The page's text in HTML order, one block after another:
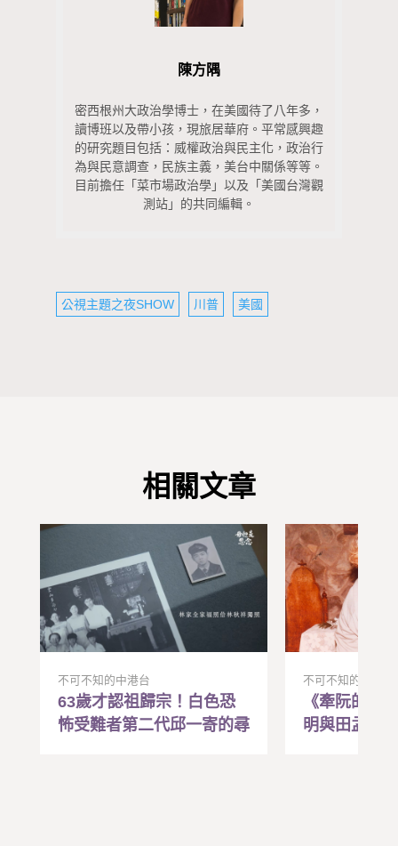
陳方隅
密西根州大政治學博士，在美國待了八年多，
讀博班以及帶小孩，現旅居華府。平常感興趣
的研究題目包括：威權政治與民主化，政治行
為與民意調查，民族主義，美台中關係等等。
目前擔任「菜市場政治學」以及「美國台灣觀
測站」的共同編輯。
公視主題之夜SHOW 川普 美國
相關文章
不可不知的中港台
63歲才認祖歸宗！白色恐
怖受難者第二代邱一寄的尋
不可不知的中港台
《牽阮的手
明與田孟淑